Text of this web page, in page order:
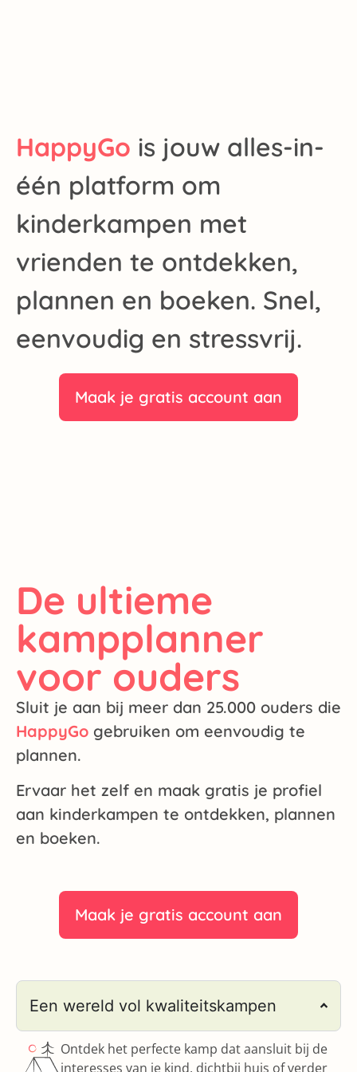
HappyGo is jouw alles-in-
één platform om
kinderkampen met
vrienden te ontdekken,
plannen en boeken. Snel,
eenvoudig en stressvrij.
Maak je gratis account aan
De ultieme
kampplanner
voor ouders
Sluit je aan bij meer dan 25.000 ouders die
HappyGo gebruiken om eenvoudig te
plannen.
Ervaar het zelf en maak gratis je profiel
aan kinderkampen te ontdekken, plannen
en boeken.
Maak je gratis account aan
Een wereld vol kwaliteitskampen
Ontdek het perfecte kamp dat aansluit bij de
interesses van je kind, dichtbij huis of verder